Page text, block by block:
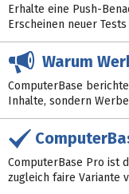
Erhalte eine Push-
Erscheinen neuer
Warum
ComputerBase
Inhalte, sondern
ComputerBase Pro ist
zugleich faire Variante